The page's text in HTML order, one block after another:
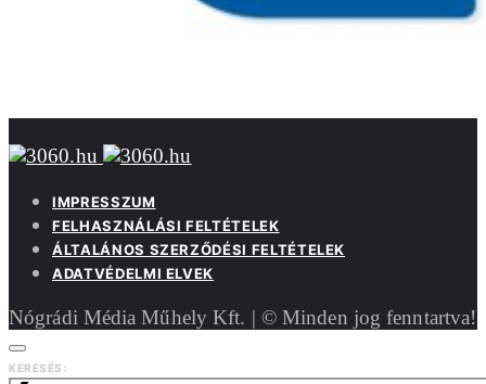
IMPRESSZUM
FELHASZNÁLÁSI FELTÉTELEK
ÁLTALÁNOS SZERZŐDÉSI FELTÉTELEK
ADATVÉDELMI ELVEK
Nógrádi Média Műhely Kft. | © Minden jog fenntartva!
KERESÉS: